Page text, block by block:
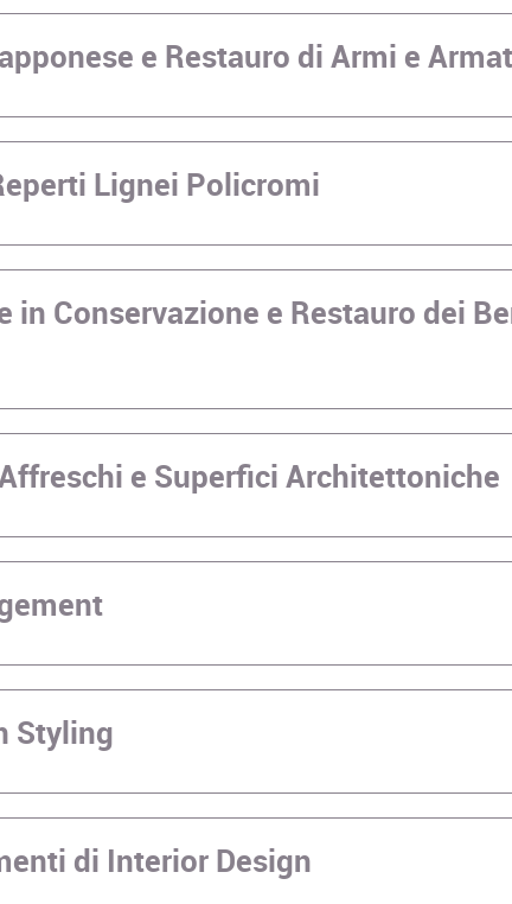
e Restauro di Armi e
Lignei Policromi
in Conservazione e Restauro dei
e Superfici Architettoniche
Styling
di Interior Design